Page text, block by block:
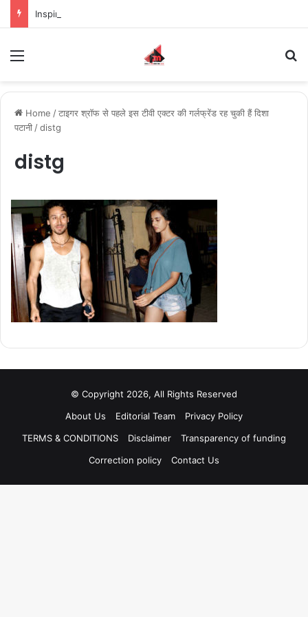
Home /टाइगर श्रॉफ से पहले इस टीवी एक्टर की गर्लफ्रेंड रह चुकी हैं दिशा
पटानी /distg
distg
© Copyright 2026, All Rights Reserved
About Us
Editorial Team
Privacy Policy
TERMS & CONDITIONS
Disclaimer
Transparency of funding
Correction policy
Contact Us